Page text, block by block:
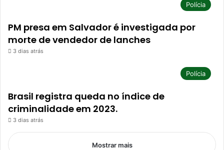
Polícia
PM presa em Salvador é investigada por
morte de vendedor de lanches
3 dias atrás
Polícia
Brasil registra queda no índice de
criminalidade em 2023.
3 dias atrás
Mostrar mais